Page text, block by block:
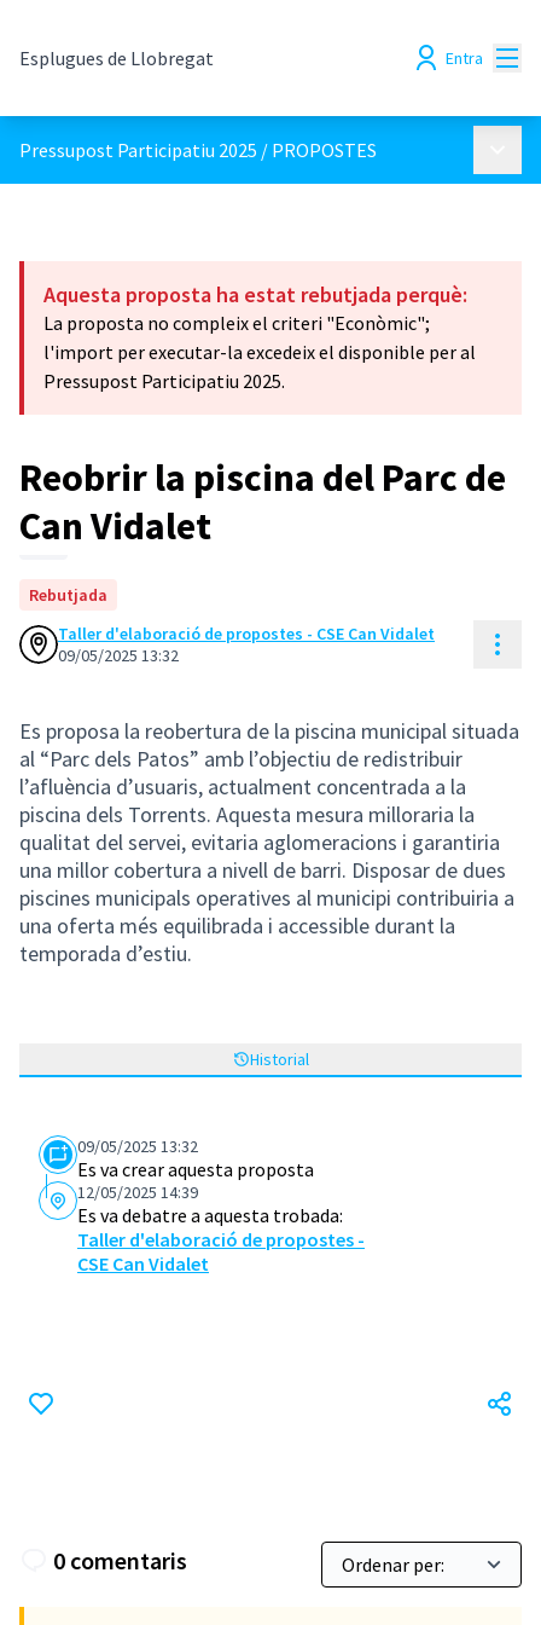
Esplugues de Llobregat Entra
Pressupost Participatiu 2025 / PROPOSTES
Aquesta proposta ha estat rebutjada perquè:
La proposta no compleix el criteri "Econòmic";
l'import per executar-la excedeix el disponible per al
Pressupost Participatiu 2025.
Reobrir la piscina del Parc de
Can Vidalet
Rebutjada
Taller d'elaboració de propostes - CSE Can Vidalet
09/05/2025 13:32
Es proposa la reobertura de la piscina municipal situada
al “Parc dels Patos” amb l’objectiu de redistribuir
l’afluència d’usuaris, actualment concentrada a la
piscina dels Torrents. Aquesta mesura milloraria la
qualitat del servei, evitaria aglomeracions i garantiria
una millor cobertura a nivell de barri. Disposar de dues
piscines municipals operatives al municipi contribuiria a
una oferta més equilibrada i accessible durant la
temporada d’estiu.
Historial
09/05/2025 13:32
Es va crear aquesta proposta
12/05/2025 14:39
Es va debatre a aquesta trobada:
Taller d'elaboració de propostes -
CSE Can Vidalet
0 comentaris